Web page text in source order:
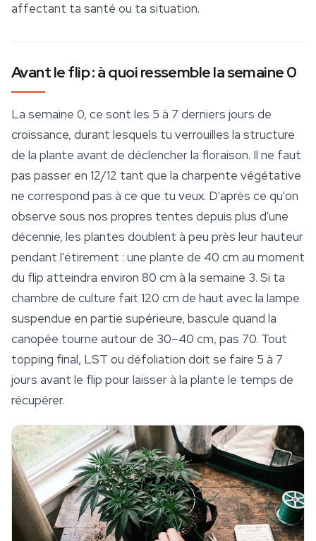
affectant ta santé ou ta situation.
Avant le flip : à quoi ressemble la semaine 0
La semaine 0, ce sont les 5 à 7 derniers jours de
croissance, durant lesquels tu verrouilles la structure
de la plante avant de déclencher la floraison. Il ne faut
pas passer en 12/12 tant que la charpente végétative
ne correspond pas à ce que tu veux. D'après ce qu'on
observe sous nos propres tentes depuis plus d'une
décennie, les plantes doublent à peu près leur hauteur
pendant l'étirement : une plante de 40 cm au moment
du flip atteindra environ 80 cm à la semaine 3. Si ta
chambre de culture fait 120 cm de haut avec la lampe
suspendue en partie supérieure, bascule quand la
canopée tourne autour de 30–40 cm, pas 70. Tout
topping final, LST ou défoliation doit se faire 5 à 7
jours avant le flip pour laisser à la plante le temps de
récupérer.